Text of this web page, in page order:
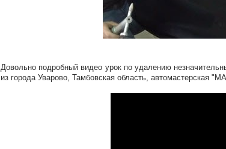
Довольно подробный видео урок по удалению
из города Уварово, Тамбовская область, автомастерская